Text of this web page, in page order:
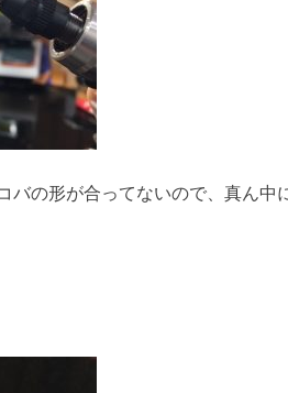
バの形が合ってないので、真ん中